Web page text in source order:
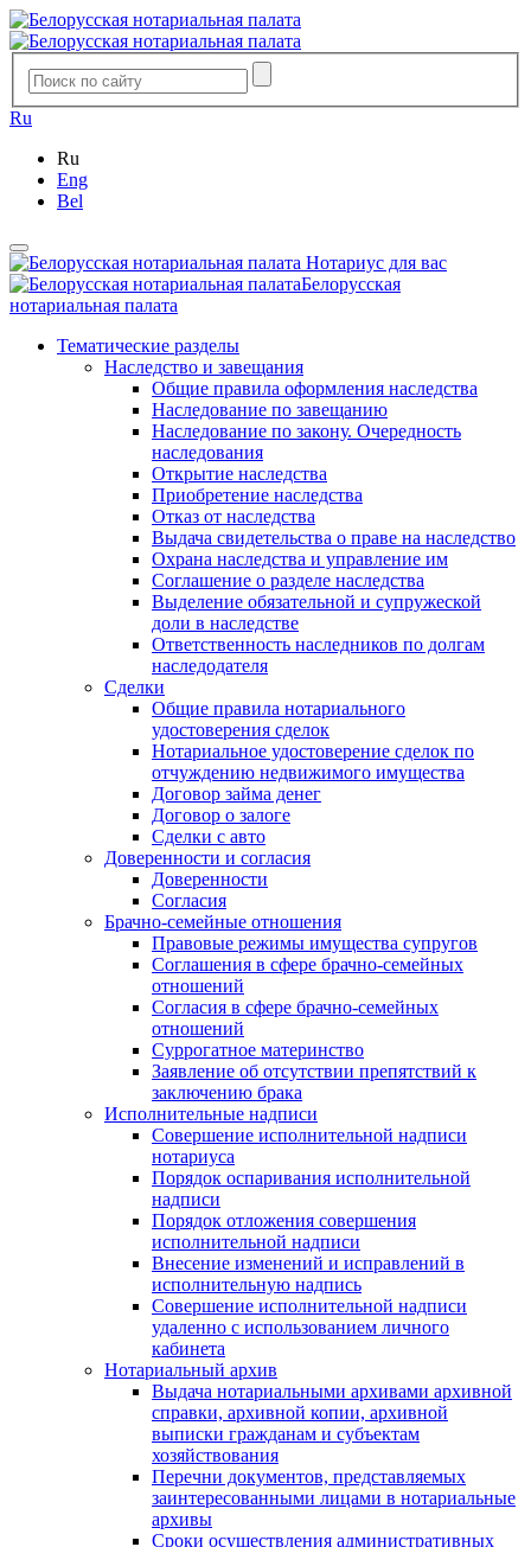
Ru
Ru
Eng
Bel
Нотариус для вас
Белорусская
нотариальная палата
Тематические разделы
Наследство и завещания
Общие правила оформления наследства
Наследование по завещанию
Наследование по закону. Очередность
наследования
Открытие наследства
Приобретение наследства
Отказ от наследства
Выдача свидетельства о праве на наследство
Охрана наследства и управление им
Соглашение о разделе наследства
Выделение обязательной и супружеской
доли в наследстве
Ответственность наследников по долгам
наследодателя
Сделки
Общие правила нотариального
удостоверения сделок
Нотариальное удостоверение сделок по
отчуждению недвижимого имущества
Договор займа денег
Договор о залоге
Сделки с авто
Доверенности и согласия
Доверенности
Согласия
Брачно-семейные отношения
Правовые режимы имущества супругов
Соглашения в сфере брачно-семейных
отношений
Согласия в сфере брачно-семейных
отношений
Суррогатное материнство
Заявление об отсутствии препятствий к
заключению брака
Исполнительные надписи
Совершение исполнительной надписи
нотариуса
Порядок оспаривания исполнительной
надписи
Порядок отложения совершения
исполнительной надписи
Внесение изменений и исправлений в
исполнительную надпись
Совершение исполнительной надписи
удаленно с использованием личного
кабинета
Нотариальный архив
Выдача нотариальными архивами архивной
справки, архивной копии, архивной
выписки гражданам и субъектам
хозяйствования
Перечни документов, представляемых
заинтересованными лицами в нотариальные
архивы
Сроки осуществления административных